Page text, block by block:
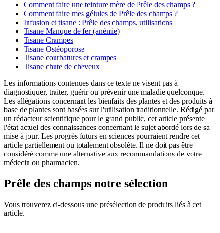
Comment faire une teinture mère de Prêle des champs ?
Comment faire mes gélules de Prêle des champs ?
Infusion et tisane : Prêle des champs, utilisations
Tisane Manque de fer (anémie)
Tisane Crampes
Tisane Ostéoporose
Tisane courbatures et crampes
Tisane chute de cheveux
Les informations contenues dans ce texte ne visent pas à
diagnostiquer, traiter, guérir ou prévenir une maladie quelconque.
Les allégations concernant les bienfaits des plantes et des produits à
base de plantes sont basées sur l'utilisation traditionnelle. Rédigé par
un rédacteur scientifique pour le grand public, cet article présente
l'état actuel des connaissances concernant le sujet abordé lors de sa
mise à jour. Les progrès futurs en sciences pourraient rendre cet
article partiellement ou totalement obsolète. Il ne doit pas être
considéré comme une alternative aux recommandations de votre
médecin ou pharmacien.
Prêle des champs notre sélection
Vous trouverez ci-dessous une présélection de produits liés à cet
article.